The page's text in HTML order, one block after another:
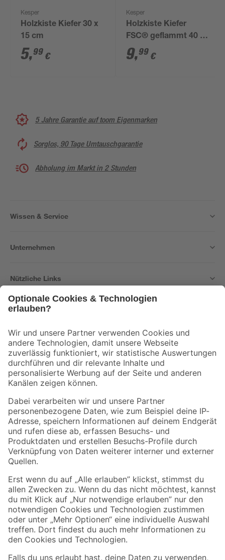
Kesper
Holzkiste Kiefer 30 x
15 cm
5,99 €
Kesper
Holzkiste Kiefer
FSC® geflammt 40 x
30 x 15 cm
9,99 €
5 Jahre Garantie auf toom Eigenmarken
Sorglos, 90 Tage Umtauschgarantie
Abholung im Markt in 2 Stunden
Wissen & Service
Unternehmen
Nützliche Links
Der toom Newsletter: Keine Angebote und Aktionen mehr verpassen!
Zur Newsletter Anmeldung
Folge uns
Zahlungsarten Versandarten
Sicher einkaufen
Jetzt die toom-App herunterladen